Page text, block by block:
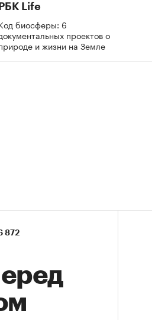
РБК Life
биосферы: 6
проектов о
и жизни на Земле
872